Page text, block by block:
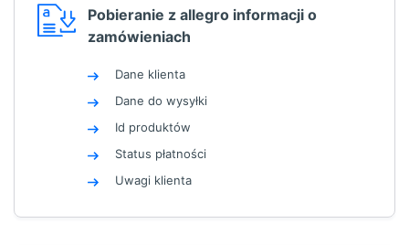
Pobieranie z allegro informacji o
zamówieniach
Dane klienta
Dane do wysyłki
Id produktów
Status płatności
Uwagi klienta